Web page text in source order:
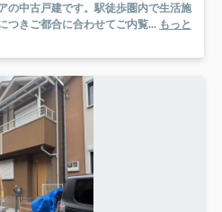
の中古戸建です。駅徒歩圏内で生活施
つきご都合に合わせてご内覧... もっと